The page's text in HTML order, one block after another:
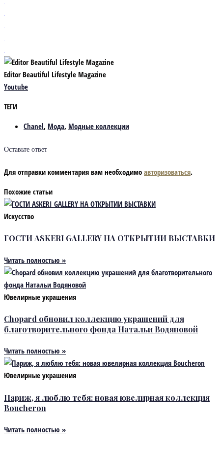
Editor Beautiful Lifestyle Magazine
Youtube
ТЕГИ
Chanel, Мода, Модные коллекции
Оставьте ответ
Для отправки комментария вам необходимо авторизоваться.
Похожие статьи
Искусство
ГОСТИ ASKERI GALLERY НА ОТКРЫТИИ ВЫСТАВКИ
Читать полностью »
Ювелирные украшения
Chopard обновил коллекцию украшений для
благотворительного фонда Натальи Водяновой
Читать полностью »
Ювелирные украшения
Париж, я люблю тебя: новая ювелирная коллекция
Boucheron
Читать полностью »